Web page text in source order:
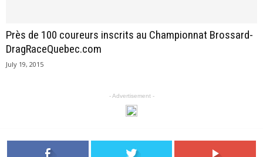
Près de 100 coureurs inscrits au Championnat Brossard-
DragRaceQuebec.com
July 19, 2015
- Advertisement -